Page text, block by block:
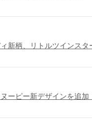
新柄、リトルツインスタ
ーピー新デザインを追加